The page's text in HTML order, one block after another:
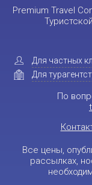
Premium Travel
Для частных
Для
По
Все цены,
рассылках,